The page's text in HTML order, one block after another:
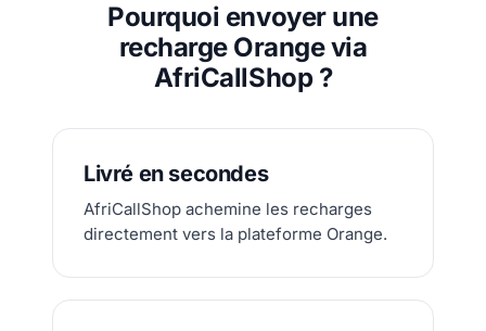
Pourquoi envoyer une
recharge Orange via
AfriCallShop ?
Livré en secondes
AfriCallShop achemine les recharges
directement vers la plateforme Orange.